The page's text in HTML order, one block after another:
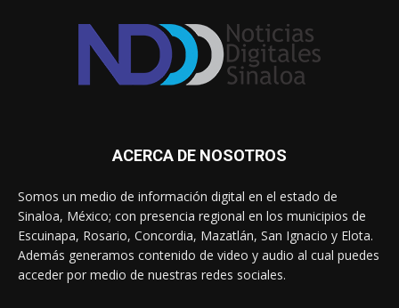
ACERCA DE NOSOTROS
Somos un medio de información digital en el estado de
Sinaloa, México; con presencia regional en los municipios de
Escuinapa, Rosario, Concordia, Mazatlán, San Ignacio y Elota.
Además generamos contenido de video y audio al cual puedes
acceder por medio de nuestras redes sociales.